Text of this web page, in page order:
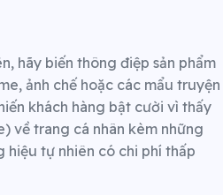
hãy biến thông điệp sản phẩm
ảnh chế hoặc các mẩu truyện
khách hàng bật cười vì thấy
về trang cá nhân kèm những
tự nhiên có chi phí thấp